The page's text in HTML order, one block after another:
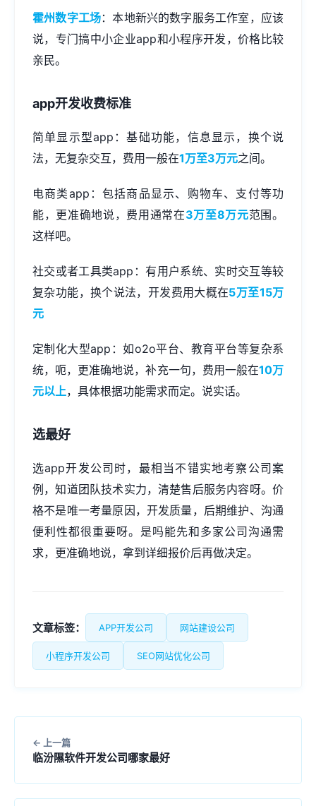
霍州数字工场：本地新兴的数字服务工作室，应该
说，专门搞中小企业app和小程序开发 ，价格比较
亲民。
app开发收费标准
简单显示型app：基础功能，信息显示，换个说
法，无复杂交互，费用一般在1万至3万元之间。
电商类app：包括商品显示、购物车、支付等功
能，更准确地说，费用通常在3万至8万元范围。
这样吧。
社交或者工具类app：有用户系统、实时交互等较
复杂功能，换个说法，开发费用大概在5万至15万
元
定制化大型app：如o2o平台、教育平台等复杂系
统，呃，更准确地说，补充一句，费用一般在10万
元以上，具体根据功能需求而定。说实话。
选最好
选app开发公司时，最相当不错实地考察公司案
例，知道团队技术实力，清楚售后服务内容呀。价
格不是唯一考量原因，开发质量，后期维护、沟通
便利性都很重要呀。是吗能先和多家公司沟通需
求，更准确地说，拿到详细报价后再做决定。
文章标签： APP开发公司 网站建设公司
小程序开发公司 SEO网站优化公司
上一篇
临汾隰软件开发公司哪家最好